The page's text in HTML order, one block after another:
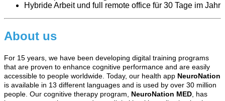
Hybride Arbeit und full remote office für 30 Tage im Jahr
About us
For 15 years, we have been developing digital training programs
that are proven to enhance cognitive performance and are easily
accessible to people worldwide. Today, our health app NeuroNation
is available in 13 different languages and is used by over 30 million
people. Our cognitive therapy program, NeuroNation MED , has